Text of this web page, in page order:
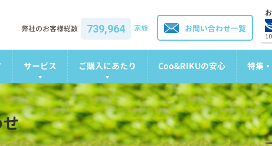
お問い合わせ一覧
弊社のお客様総数 739,964 家族
サービス ご購入にあたり Coo&RIKUの安心 特集